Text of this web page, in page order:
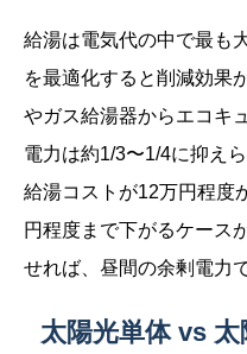
給湯は電気代の中で最も
を最適化すると削減効果
やガス給湯器からエコキ
電力は約1/3〜1/4に抑え
給湯コストが12万円程度
円程度まで下がるケース
せれば、昼間の余剰電力
太陽光単体 vs